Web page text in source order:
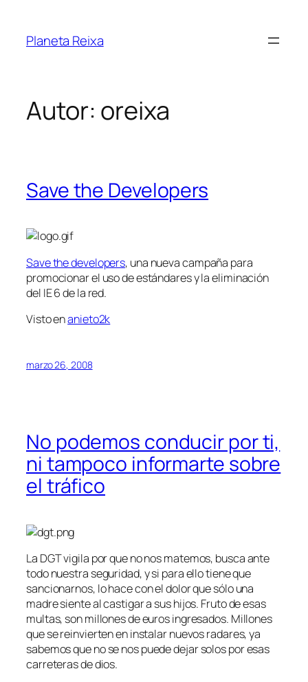
contenido
Planeta Reixa
Autor: oreixa
Save the Developers
Save the developers, una nueva campaña para
promocionar el uso de estándares y la eliminación
del IE 6 de la red.
Visto enanieto2k
marzo 26, 2008
No podemos conducir por ti,
ni tampoco informarte sobre
el tráfico
La DGT vigila por que no nos matemos, busca ante
todo nuestra seguridad, y si para ello tiene que
sancionarnos, lo hace con el dolor que sólo una
madre siente al castigar a sus hijos. Fruto de esas
multas, son millones de euros ingresados. Millones
que se reinvierten en instalar nuevos radares, ya
sabemos que no se nos puede dejar solos por esas
carreteras de dios.